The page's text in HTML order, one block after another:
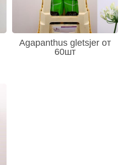
Agapanthus gletsjer от
60шт